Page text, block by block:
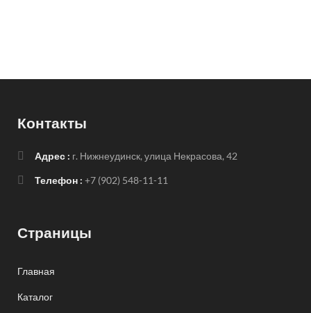
Контакты
Адрес : г. Нижнеудинск, улица Некрасова, 42
Телефон : +7 (902) 548-11-11
Страницы
Главная
Каталог